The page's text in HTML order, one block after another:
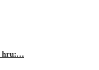
hru:…